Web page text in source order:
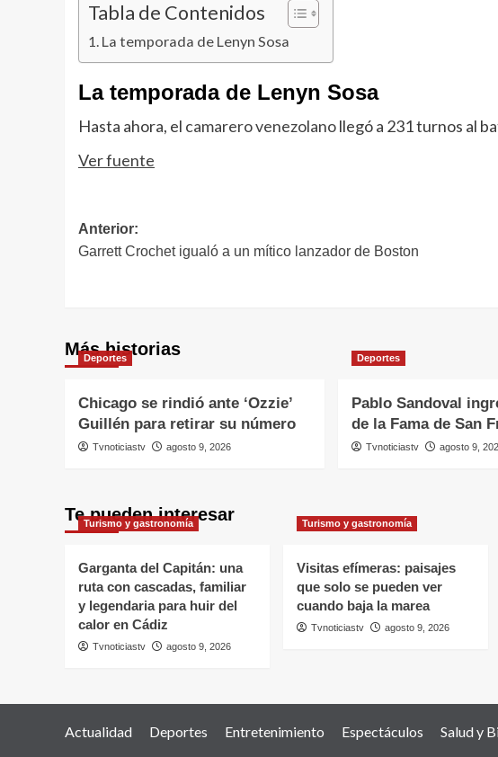
Tabla de Contenidos
La temporada de Lenyn Sosa
La temporada de Lenyn Sosa
Hasta ahora, el camarero venezolanollegó a 231 turnos al
Ver fuente
Navegación
de
Anterior:
Garrett Crochet igualó a un mítico lanzador de Boston
Más historias
Deportes
Chicago se rindió ante ‘Ozzie’
Guillén para retirar su número
Tvnoticiastv agosto 9, 2026
Deportes
Pablo Sandoval
de la Fama de San
Tvnoticiastv agosto 9,
Te pueden interesar
Turismo y gastronomía
Garganta del Capitán: una
ruta con cascadas, familiar
y legendaria para huir del
calor en Cádiz
Tvnoticiastv agosto 9, 2026
Turismo y gastronomía
Visitas efímeras: paisajes
que solo se pueden ver
cuando baja la marea
Tvnoticiastv agosto 9, 2026
Actualidad Deportes Entretenimiento Espectáculos Salud y